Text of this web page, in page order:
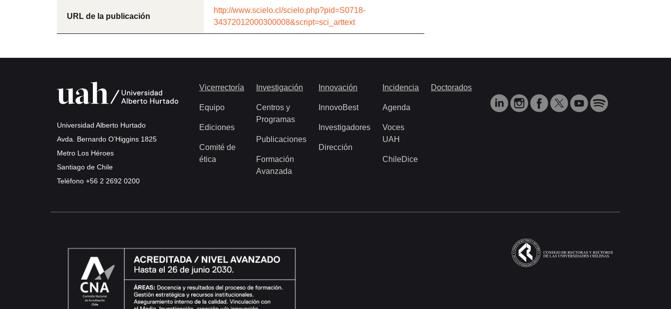
URL de la publicación
http://www.scielo.cl/scielo.php?pid=S0718-
34372012000300008&script=sci_arttext
Universidad Alberto Hurtado
Avda. Bernardo O’Higgins 1825
Metro Los Héroes
Santiago de Chile
Teléfono +56 2 2692 0200
Vicerrectoría
Equipo
Ediciones
Comité de
ética
Investigación
Centros y
Programas
Publicaciones
Formación
Avanzada
Innovación
InnovoBest
Investigadores
Dirección
Incidencia
Agenda
Voces
UAH
ChileDice
Doctorados